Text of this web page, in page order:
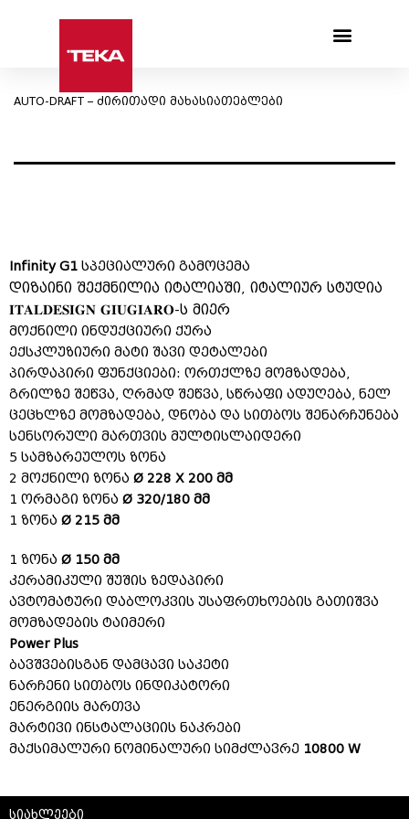
AUTO-DRAFT – ძირითადი მახასიათებლები
Infinity G1 სპეციალური გამოცემა
დიზაინი შექმნილია იტალიაში, იტალიურ სტუდია
𝐈𝐓𝐀𝐋𝐃𝐄𝐒𝐈𝐆𝐍 𝐆𝐈𝐔𝐆𝐈𝐀𝐑𝐎-ს მიერ
მოქნილი ინდუქციური ქურა
ექსკლუზიური მატი შავი დეტალები
პირდაპირი ფუნქციები: ორთქლზე მომზადება,
გრილზე შეწვა, ღრმად შეწვა, სწრაფი ადუღება, ნელ
ცეცხლზე მომზადება, დნობა და სითბოს შენარჩუნება
სენსორული მართვის მულტისლაიდერი
5 სამზარეულოს ზონა
2 მოქნილი ზონა Ø 228 X 200 მმ
1 ორმაგი ზონა Ø 320/180 მმ
1 ზონა Ø 215 მმ
1 ზონა Ø 150 მმ
კერამიკული შუშის ზედაპირი
ავტომატური დაბლოკვის უსაფრთხოების გათიშვა
მომზადების ტაიმერი
Power Plus
ბავშვებისგან დამცავი საკეტი
ნარჩენი სითბოს ინდიკატორი
ენერგიის მართვა
მარტივი ინსტალაციის ნაკრები
მაქსიმალური ნომინალური სიმძლავრე 10800 W
სიახლეები